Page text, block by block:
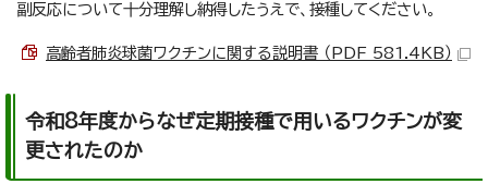
副反応について十分理解し納得したうえで、接種してください。
高齢者肺炎球菌ワクチンに関する説明書 （PDF 581.4KB）
令和8年度からなぜ定期接種で用いるワクチンが変
更されたのか